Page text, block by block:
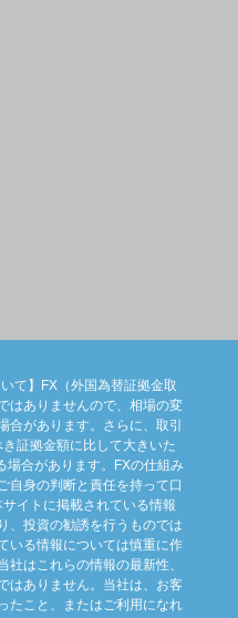
て】FX（外国為替証拠金取
はありませんので、相場の変
合があります。さらに、取引
証拠金額に比して大きいた
場合があります。FXの仕組み
自身の判断と責任を持って口
イトに掲載されている情報
、投資の勧誘を行うものでは
いる情報については慎重に作
はこれらの情報の最新性、
はありません。当社は、お客
たこと、またはご利用になれ